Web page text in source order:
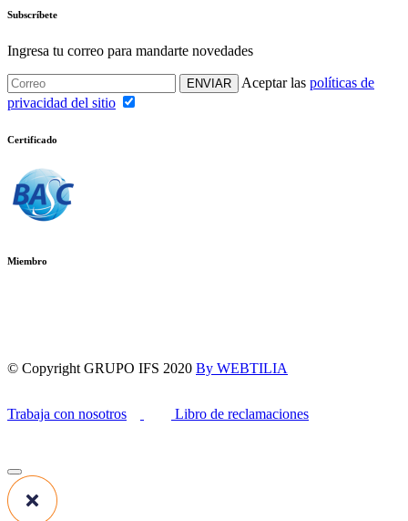
Subscríbete
Ingresa tu correo para mandarte novedades
Aceptar las políticas de
privacidad del sitio
Certificado
Miembro
© Copyright GRUPO IFS 2020 By WEBTILIA
Trabaja con nosotros Libro de reclamaciones